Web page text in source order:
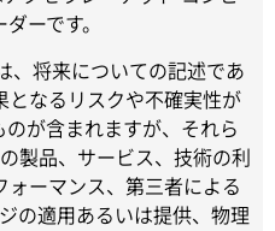
ーです。
、将来についての記述であ
となるリスクや不確実性が
が含まれますが、それら
製品、サービス、技術の利
ーマンス、第三者による
の適用あるいは提供、物理